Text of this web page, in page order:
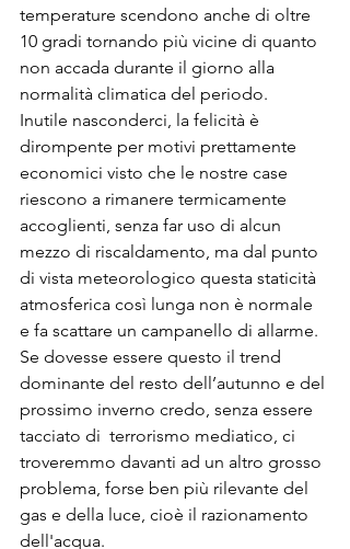
temperature scendono anche di oltre
10 gradi tornando più vicine di quanto
non accada durante il giorno alla
normalità climatica del periodo.
Inutile nasconderci, la felicità è
dirompente per motivi prettamente
economici visto che le nostre case
riescono a rimanere termicamente
accoglienti, senza far uso di alcun
mezzo di riscaldamento, ma dal punto
di vista meteorologico questa staticità
atmosferica così lunga non è normale
e fa scattare un campanello di allarme.
Se dovesse essere questo il trend
dominante del resto dell’autunno e del
prossimo inverno credo, senza essere
tacciato di  terrorismo mediatico, ci
troveremmo davanti ad un altro grosso
problema, forse ben più rilevante del
gas e della luce, cioè il razionamento
dell'acqua.